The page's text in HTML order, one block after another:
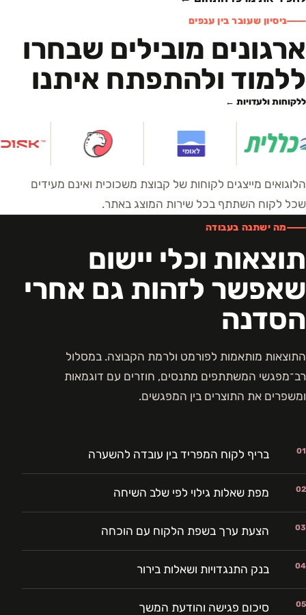
ניסיון שעובר בין ענפים
ארגונים מובילים שבחרו
ללמוד ולהתפתח איתנו
ללקוחות ולעדויות ←
הלוגואים מייצגים לקוחות של קבוצת משכוכית ואינם מעידים
שכל לקוח השתתף בכל שירות המוצג באתר.
מה ישתנה בעבודה
תוצאות וכלי יישום
שאפשר לזהות גם אחרי
הסדנה
התוצאות מותאמות לפורמט ולרמת הקבוצה. במסלול
רב־מפגשי המשתתפים מתנסים, חוזרים עם דוגמאות
ומשפרים את התוצרים בין המפגשים.
01 בריף לקוח המפריד בין עובדה להשערה
02 מפת שאלות גילוי לפי שלב השיחה
03 הצעת ערך בשפת הלקוח עם הוכחה
04 בנק התנגדויות ושאלות בירור
05 סיכום פגישה והודעת המשך